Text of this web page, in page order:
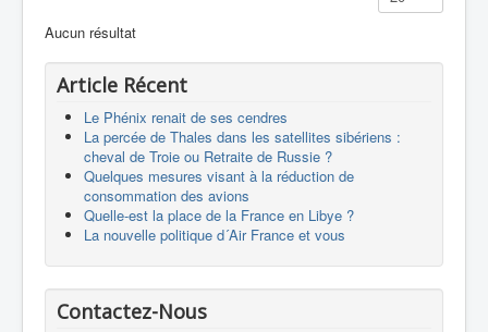
Europespace
Drones
Aucun résultat
Article Récent
Le Phénix renait de ses cendres
La percée de Thales dans les satellites sibériens :
cheval de Troie ou Retraite de Russie ?
Quelques mesures visant à la réduction de
consommation des avions
Quelle-est la place de la France en Libye ?
La nouvelle politique d´Air France et vous
Contactez-Nous